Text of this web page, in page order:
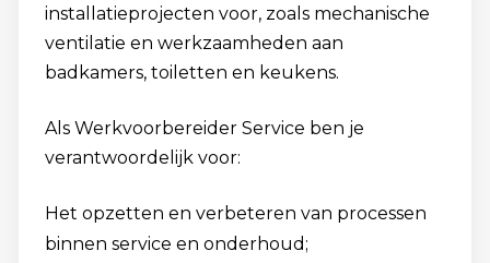
installatieprojecten voor, zoals mechanische
ventilatie en werkzaamheden aan
badkamers, toiletten en keukens.
Als Werkvoorbereider Service ben je
verantwoordelijk voor:
Het opzetten en verbeteren van processen
binnen service en onderhoud;